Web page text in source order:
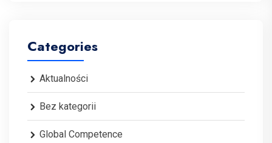
Categories
Aktualności
Bez kategorii
Global Competence